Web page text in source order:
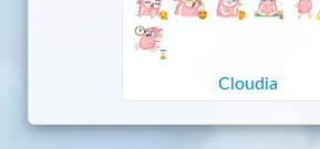
Cloudia